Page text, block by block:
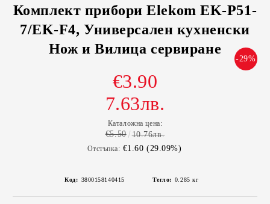
Комплект прибори Elekom EK-P51-
7/EK-F4, Универсален кухненски
Нож и Вилица сервиране
-29%
€3.90
7.63лв.
Каталожна цена:
€5.50 10.76лв.
Отстъпка: €1.60 (29.09%)
Код: 3800158140415 Тегло: 0.285 кг